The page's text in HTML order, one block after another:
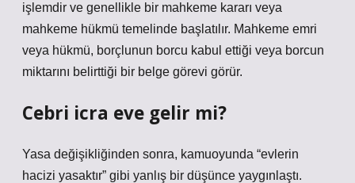
işlemdir ve genellikle bir mahkeme kararı veya
mahkeme hükmü temelinde başlatılır. Mahkeme emri
veya hükmü, borçlunun borcu kabul ettiği veya borcun
miktarını belirttiği bir belge görevi görür.
Cebri icra eve gelir mi?
Yasa değişikliğinden sonra, kamuoyunda “evlerin
hacizi yasaktır” gibi yanlış bir düşünce yaygınlaştı.